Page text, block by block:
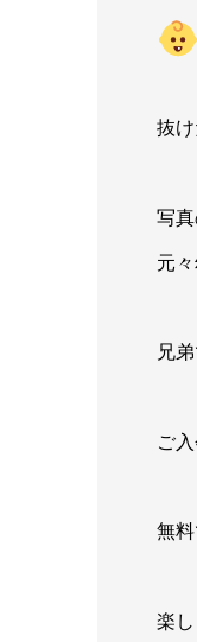
抜
写
元
兄
ご
無
楽